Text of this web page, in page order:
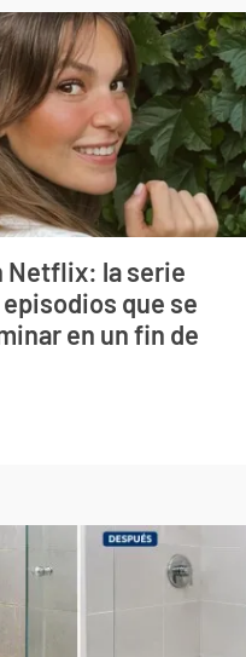
Netflix: la serie
que se
en un fin de